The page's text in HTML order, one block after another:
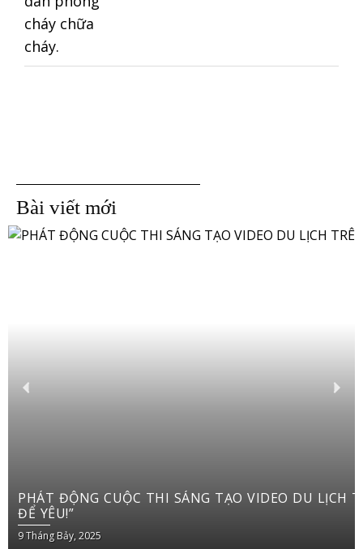
Bài viết mới
PHÁT ĐỘNG CUỘC THI SÁNG TẠO VIDEO DU LỊCH TRÊN YOUTUBE SHORTS “VIỆT NAM: ĐI
ĐỂ YÊU!”
9 Tháng Bảy, 2025